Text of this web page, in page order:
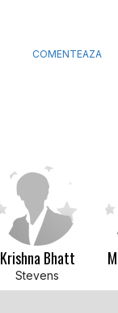
COMENTEAZA
Krishna Bhatt
Stevens